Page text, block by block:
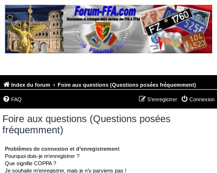
Index du forum Foire aux questions (Questions posées fréquemment)
FAQ Connexion
S’enregistrer
Foire aux questions (Questions posées
fréquemment)
Problèmes de connexion et d’enregistrement
Pourquoi dois-je m’enregistrer ?
Que signifie COPPA ?
Je souhaite m’enregistrer, mais je n’y parviens pas !